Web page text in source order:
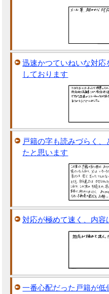
迅速かつていねいな対応
しております
戸籍の字も読みづらく
たと思います
対応が極めて速く、内容
一番心配だった戸籍が